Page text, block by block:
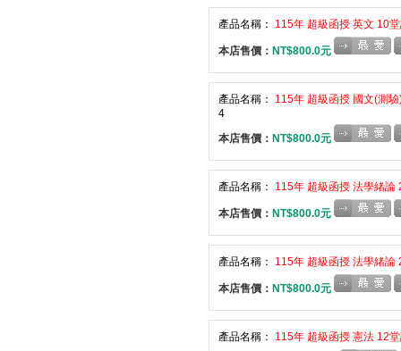
產品名稱： 115年 超級函授 英文 10
本店售價： NT$800.0元
產品名稱：
115年 超級函授 國文(測
4
本店售價： NT$800.0元
產品名稱： 115年 超級函授 法學緒
本店售價： NT$800.0元
產品名稱： 115年 超級函授 法學緒
本店售價： NT$800.0元
產品名稱： 115年 超級函授 憲法 12